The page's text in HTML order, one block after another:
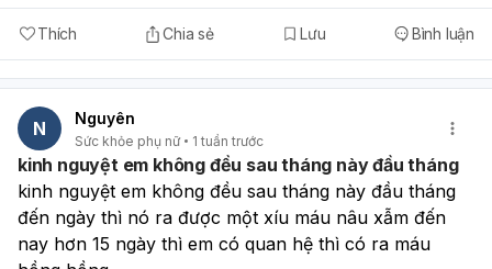
Thích Chia sẻ Lưu Bình luận
N Nguyên
Sức khỏe phụ nữ 1 tuần trước
kinh nguyệt em không đều sau tháng này đầu tháng
kinh nguyệt em không đều sau tháng này đầu tháng
đến ngày thì nó ra được một xíu máu nâu xẫm đến
nay hơn 15 ngày thì em có quan hệ thì có ra máu